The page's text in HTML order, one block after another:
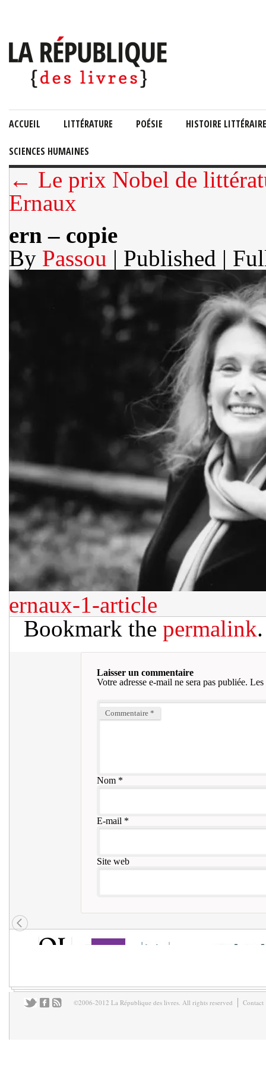
ACCUEIL LITTÉRATURE POÉSIE HISTOIRE LITTÉRAIRE
SCIENCES HUMAINES
← Le prix Nobel de
Ernaux
ern – copie
By Passou | Published |
ernaux-1-article
Bookmark the permalink.
Laisser un commentaire
Votre adresse e-mail ne sera pas publiée. Les
Commentaire *
Nom*
E-mail *
Site web
©2006-2012 La République des livres. All rights reserved Contact